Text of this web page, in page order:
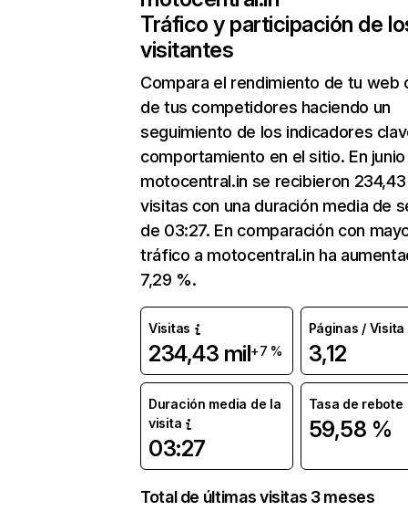
Tráfico y participación de
visitantes
Compara el rendimiento de tu web
de tus competidores haciendo un
seguimiento de los indicadores
comportamiento en el sitio. En junio
motocentral.in se recibieron
visitas con una duración media de
de 03:27. En comparación con
tráfico a motocentral.in ha
7,29 %.
Visitas
234,43 mil+7 %
Páginas / Visita
3,12
Duración media de la
visita
03:27
Tasa de rebote
59,58 %
Total de últimas visitas 3 meses